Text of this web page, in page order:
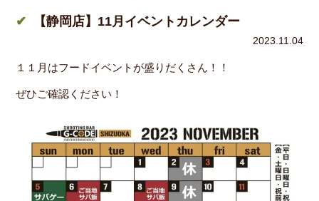
【静岡店】11月イベントカレンダー
2023.11.04
１１月はフードイベントが盛りだくさん！！
ぜひご確認ください！